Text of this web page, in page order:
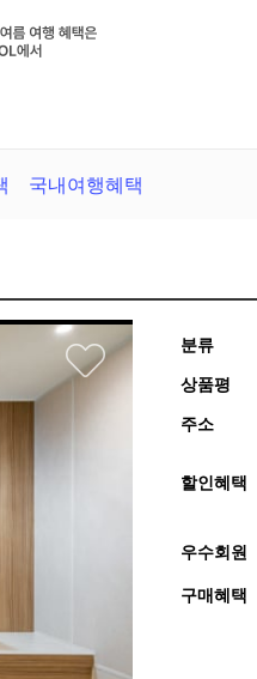
국내여행혜택
분류
상품평
주소
할인혜택
우수회원
구매혜택